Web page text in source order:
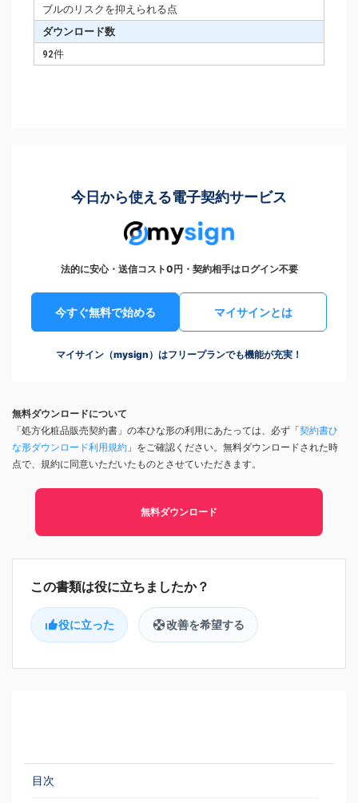
ブルのリスクを抑えられる点
ダウンロード数
92件
今日から使える電子契約サービス
法的に安心・送信コスト0円・契約相手はログイン不要
今すぐ無料で始める マイサインとは
マイサイン（mysign）はフリープランでも機能が充実！
無料ダウンロードについて
「処方化粧品販売契約書」の本ひな形の利用にあたっては、必ず「契約書ひ
な形ダウンロード利用規約 」をご確認ください。無料ダウンロードされた時
点で、規約に同意いただいたものとさせていただきます。
無料ダウンロード
役に立った 改善を希望する
目次